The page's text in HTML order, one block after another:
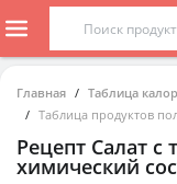
Главная
Таблица
Таблица продуктов
Рецепт Салат с
химический